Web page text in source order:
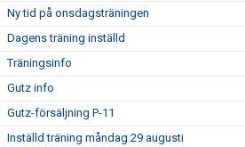
Ny tid på onsdagsträningen
Dagens träning inställd
Träningsinfo
Gutz info
Gutz-försäljning P-11
Inställd träning måndag 29 augusti